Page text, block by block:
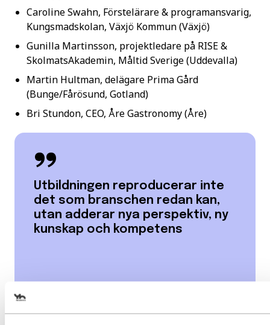
Caroline Swahn, Förstelärare & programansvarig,
Kungsmadskolan, Växjö Kommun (Växjö)
Gunilla Martinsson, projektledare på RISE &
SkolmatsAkademin, Måltid Sverige (Uddevalla)
Martin Hultman, delägare Prima Gård
(Bunge/Fårösund, Gotland)
Bri Stundon, CEO, Åre Gastronomy (Åre)
Utbildningen reproducerar inte
det som branschen redan kan,
utan adderar nya perspektiv, ny
kunskap och kompetens